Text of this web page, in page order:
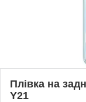
Плівка на
Y21